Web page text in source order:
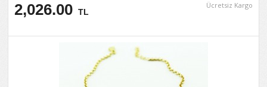
2,026.00 TL
Ücretsiz Kargo